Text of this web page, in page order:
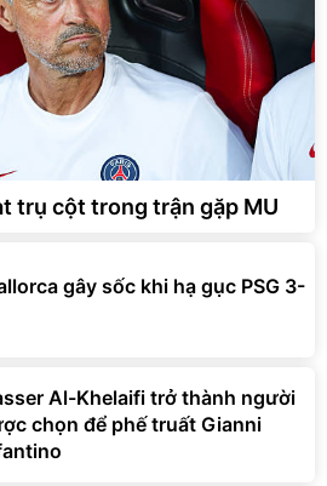
trụ cột trong trận gặp MU
gây sốc khi hạ gục PSG 3-
Al-Khelaifi trở thành người
chọn để phế truất Gianni